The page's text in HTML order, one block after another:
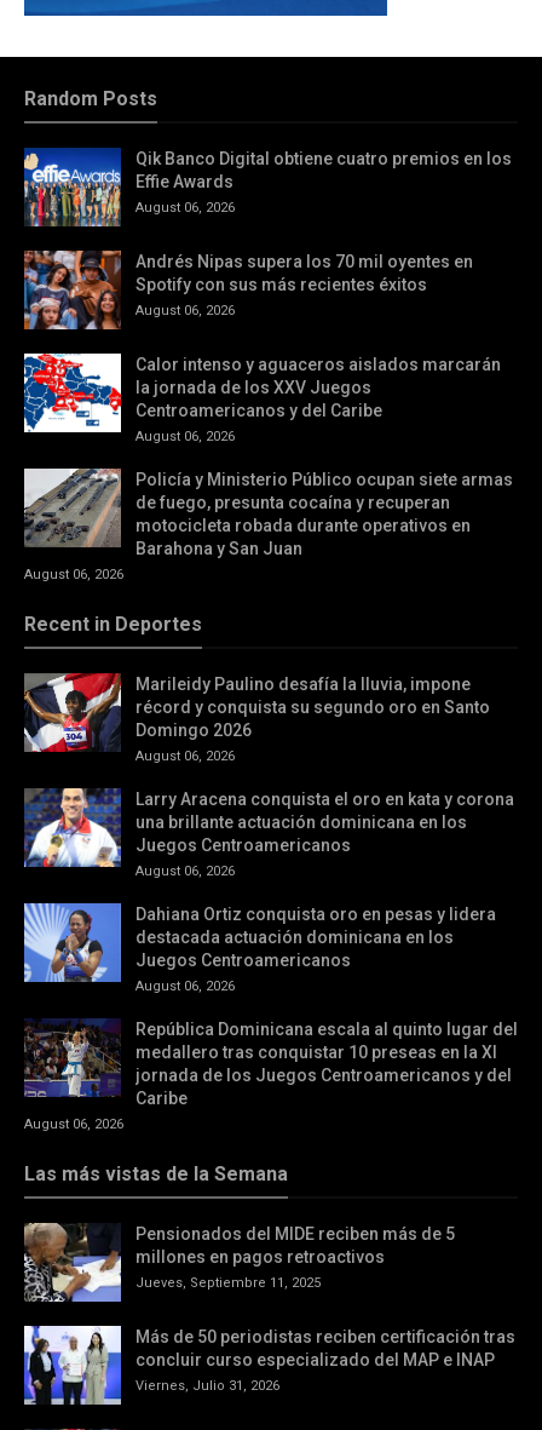
Random Posts
Qik Banco Digital obtiene cuatro premios en los
Effie Awards
August 06, 2026
Andrés Nipas supera los 70 mil oyentes en
Spotify con sus más recientes éxitos
August 06, 2026
Calor intenso y aguaceros aislados marcarán
la jornada de los XXV Juegos
Centroamericanos y del Caribe
August 06, 2026
Policía y Ministerio Público ocupan siete armas
de fuego, presunta cocaína y recuperan
motocicleta robada durante operativos en
Barahona y San Juan
August 06, 2026
Recent in Deportes
Marileidy Paulino desafía la lluvia, impone
récord y conquista su segundo oro en Santo
Domingo 2026
August 06, 2026
Larry Aracena conquista el oro en kata y corona
una brillante actuación dominicana en los
Juegos Centroamericanos
August 06, 2026
Dahiana Ortiz conquista oro en pesas y lidera
destacada actuación dominicana en los
Juegos Centroamericanos
August 06, 2026
República Dominicana escala al quinto lugar del
medallero tras conquistar 10 preseas en la XI
jornada de los Juegos Centroamericanos y del
Caribe
August 06, 2026
Las más vistas de la Semana
Pensionados del MIDE reciben más de 5
millones en pagos retroactivos
Jueves, Septiembre 11, 2025
Más de 50 periodistas reciben certificación tras
concluir curso especializado del MAP e INAP
Viernes, Julio 31, 2026